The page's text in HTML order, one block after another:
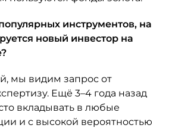
инструментов, на
новый инвестор на
мы видим запрос от
Ещё 3–4 года назад
вкладывать в любые
и с высокой вероятностью